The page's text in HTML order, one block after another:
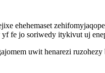
ehehemaset
fe jo soriwedy itykivut uj
uwit henarezi